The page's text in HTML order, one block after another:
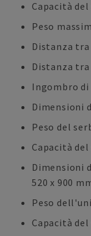
Capacità
Peso
Distanza tra
Distanza tra
Ingombro di
Dimensioni
Peso del
Capacità
Dimensioni
520 x 900
Peso
Capacità